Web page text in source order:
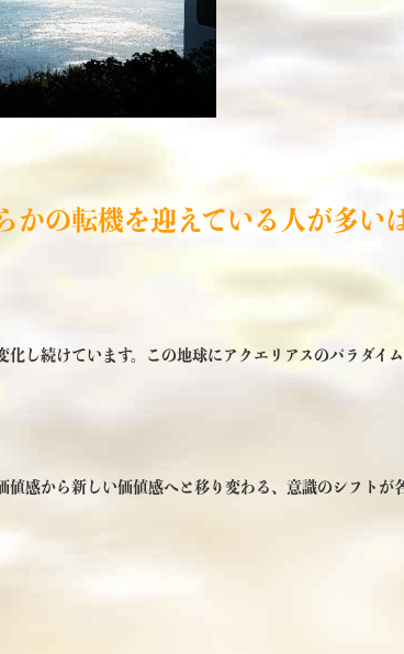
かの転機を迎えている人が多い
化し続けています。この地球にアクエリアスのパラダイム
値感から新しい価値感へと移り変わる、意識のシフトが